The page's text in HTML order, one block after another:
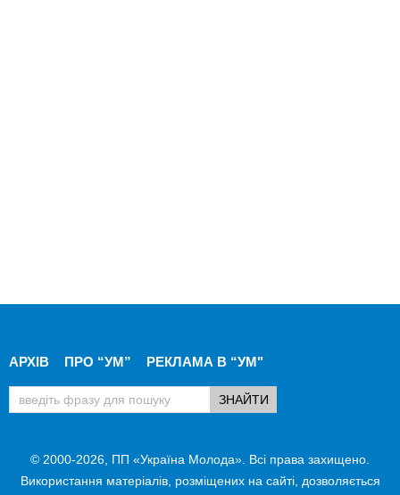
АРХІВ ПРО “УМ” РЕКЛАМА В “УМ"
© 2000-2026, ПП «Україна Молода». Всі права захищено.
Використання матеріалів, розміщених на сайті, дозволяється